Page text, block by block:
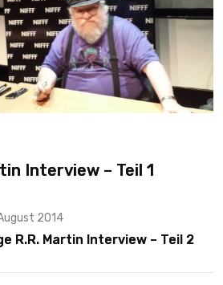
Interview – Teil 1
2014
R.R. Martin Interview – Teil 2